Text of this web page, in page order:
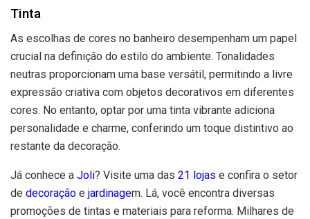
Tinta
As escolhas de cores no banheiro desempenham um papel
crucial na definição do estilo do ambiente. Tonalidades
neutras proporcionam uma base versátil, permitindo a livre
expressão criativa com objetos decorativos em diferentes
cores. No entanto, optar por uma tinta vibrante adiciona
personalidade e charme, conferindo um toque distintivo ao
restante da decoração.
Já conhece a Joli? Visite uma das 21 lojas e confira o setor
de decoração e jardinagem. Lá, você encontra diversas
promoções de tintas e materiais para reforma. Milhares de